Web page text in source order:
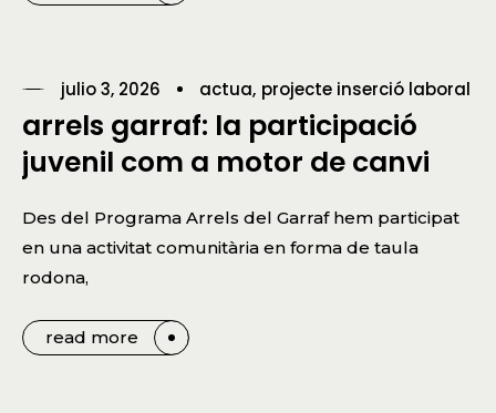
julio 3, 2026 actua projecte inserció laboral
arrels garraf: la participació
juvenil com a motor de canvi
Des del Programa Arrels del Garraf hem participat
en una activitat comunitària en forma de taula
rodona,
read more